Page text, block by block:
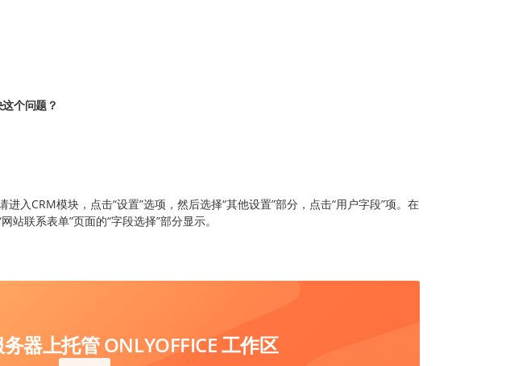
个问题？
入CRM模块，点击“设置”选项，然后选择“其他设置”部分，点击“用户字段”项。在
联系表单”页面的“字段选择”部分显示。
器上托管 ONLYOFFICE 工作区